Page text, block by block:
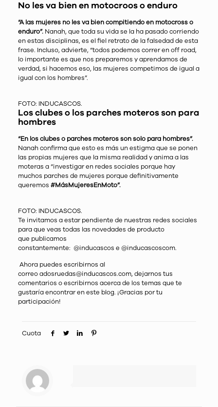
No les va bien en motocroos o enduro
“A las mujeres no les va bien compitiendo en motocross o
enduro”.Nanah, que toda su vida se la ha pasado corriendo
en estas disciplinas, es el fiel retrato de la falsedad de esta
frase. Incluso, advierte, “todos podemos correr en off road,
lo importante es que nos preparemos y aprendamos de
verdad, si hacemos eso, las mujeres competimos de igual a
igual con los hombres”.
FOTO: INDUCASCOS.
Los clubes o los parches moteros son para
hombres
“En los clubes o parches moteros son solo para hombres”.
Nanah confirma que esto es más un estigma que se ponen
las propias mujeres que la misma realidad y anima a las
moteras a “investigar en redes sociales porque hay
muchos parches de mujeres porque definitivamente
queremos #MásMujeresEnMoto”.
FOTO: INDUCASCOS.
Te invitamos a estar pendiente de nuestras redes sociales
para que veas todas las novedades de producto
que publicamos
constantemente: @inducascos e @inducascoscom.
Ahora puedes escribirnos al
correoadosruedas@inducascos.com, dejarnos tus
comentarios o escribirnos acerca de los temas que te
gustaría encontrar en este blog. ¡Gracias por tu
participación!
Cuota